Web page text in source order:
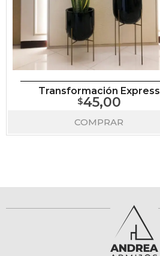
Transformación Express
45,00
COMPRAR